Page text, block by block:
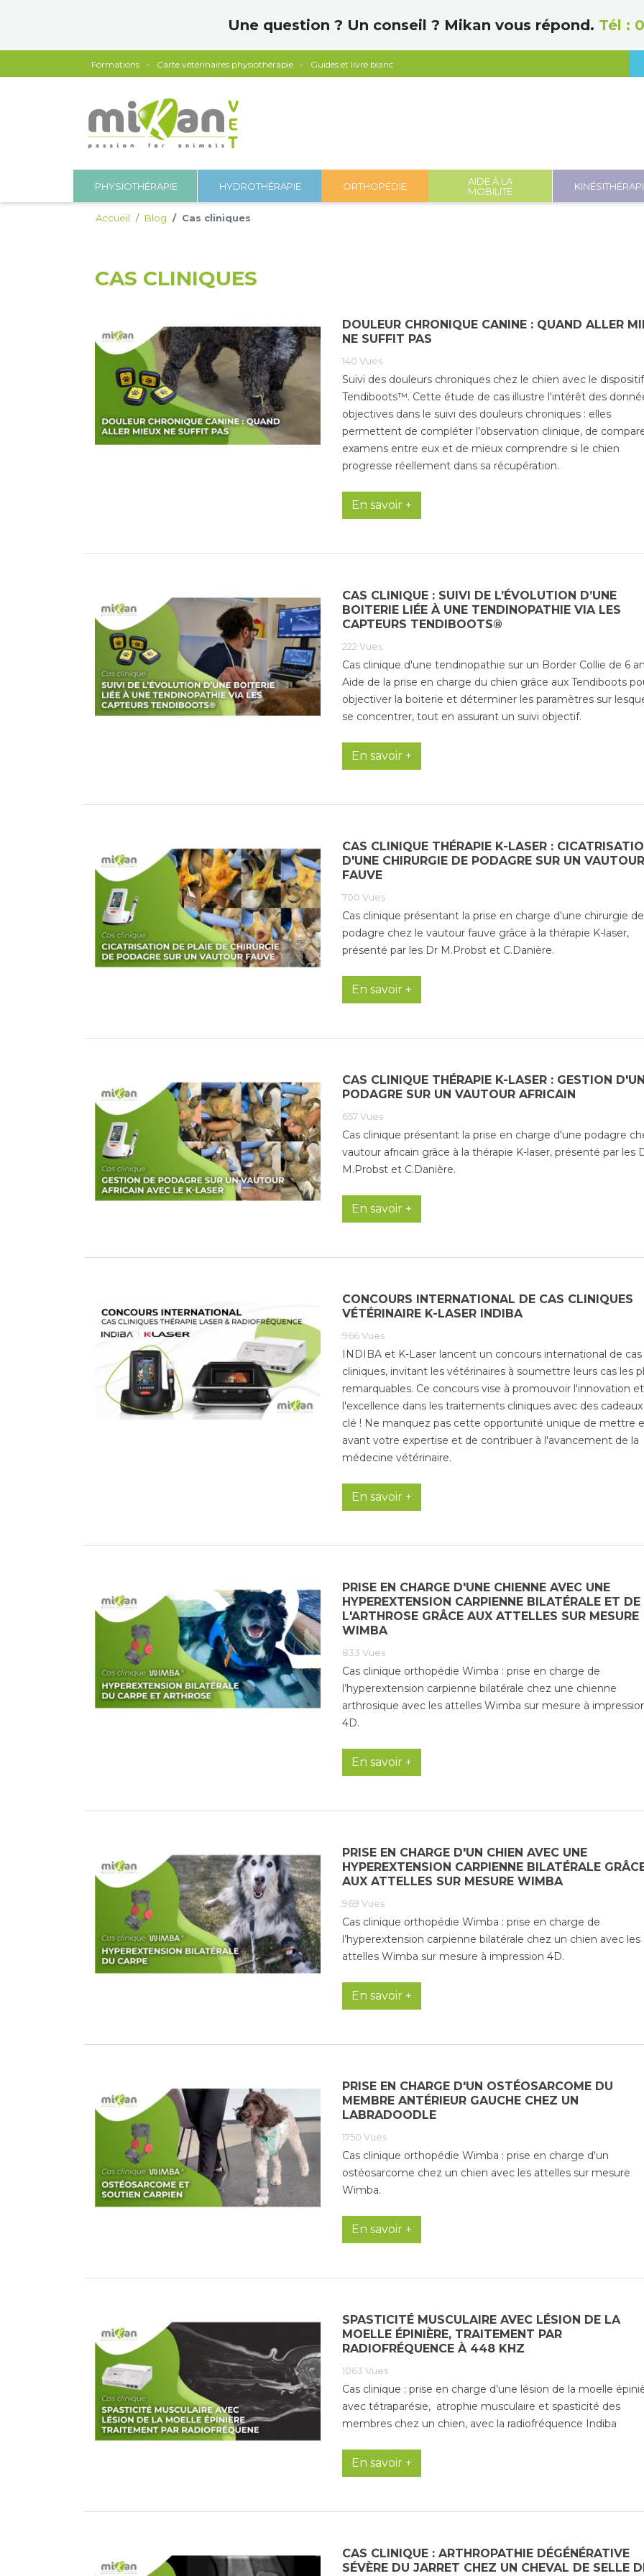
Une question ? Un conseil ? Mikan vous répond. Tél :
Formations Carte vétérinaires physiothérapie Guides et livre blanc
PHYSIOTHÉRAPIE HYDROTHÉRAPIE ORTHOPÉDIE
AIDE À LA
MOBILITÉ
Accueil Blog Cas cliniques
CAS CLINIQUES
DOULEUR CHRONIQUE CANINE : QUAND ALLER
NE SUFFIT PAS
140 Vues
Suivi des douleurs chroniques chez le chien avec le dispositif
Tendiboots™. Cette étude de cas illustre l'intérêt des
objectives dans le suivi des douleurs chroniques : elles
permettent de compléter l’observation clinique, de
examens entre eux et de mieux comprendre si le chien
progresse réellement dans sa récupération.
En savoir +
CAS CLINIQUE : SUIVI DE L’ÉVOLUTION D’UNE
BOITERIE LIÉE À UNE TENDINOPATHIE VIA LES
CAPTEURS TENDIBOOTS®
222 Vues
Cas clinique d'une tendinopathie sur un Border Collie de 6
Aide de la prise en charge du chien grâce aux Tendiboots
objectiver la boiterie et déterminer les paramètres sur
se concentrer, tout en assurant un suivi objectif.
En savoir +
CAS CLINIQUE THÉRAPIE K-LASER :
D'UNE CHIRURGIE DE PODAGRE SUR UN VAUTOUR
FAUVE
700 Vues
Cas clinique présentant la prise en charge d'une chirurgie de
podagre chez le vautour fauve grâce à la thérapie K-laser,
présenté par les Dr M.Probst et C.Danière.
En savoir +
CAS CLINIQUE THÉRAPIE K-LASER : GESTION
PODAGRE SUR UN VAUTOUR AFRICAIN
657Vues
Cas clinique présentant la prise en charge d'une podagre
vautour africain grâce à la thérapie K-laser, présenté par les
M.Probst et C.Danière.
En savoir +
CONCOURS INTERNATIONAL DE CAS CLINIQUES
VÉTÉRINAIRE K-LASER INDIBA
966Vues
INDIBA et K-Laser lancent un concours international de cas
cliniques, invitant les vétérinaires à soumettre leurs cas les
remarquables. Ce concours vise à promouvoir l'innovation et
l'excellence dans les traitements cliniques avec des cadeaux
clé ! Ne manquez pas cette opportunité unique de mettre
avant votre expertise et de contribuer à l'avancement de la
médecine vétérinaire.
En savoir +
PRISE EN CHARGE D'UNE CHIENNE AVEC UNE
HYPEREXTENSION CARPIENNE BILATÉRALE ET DE
L'ARTHROSE GRÂCE AUX ATTELLES SUR MESURE
WIMBA
833 Vues
Cas clinique orthopédie Wimba : prise en charge de
l’hyperextension carpienne bilatérale chez une chienne
arthrosique avec les attelles Wimba sur mesure à
4D.
En savoir +
PRISE EN CHARGE D'UN CHIEN AVEC UNE
HYPEREXTENSION CARPIENNE BILATÉRALE
AUX ATTELLES SUR MESURE WIMBA
969 Vues
Cas clinique orthopédie Wimba : prise en charge de
l’hyperextension carpienne bilatérale chez un chien avec les
attelles Wimba sur mesure à impression 4D.
En savoir +
PRISE EN CHARGE D'UN OSTÉOSARCOME DU
MEMBRE ANTÉRIEUR GAUCHE CHEZ UN
LABRADOODLE
1750 Vues
Cas clinique orthopédie Wimba : prise en charge d'un
ostéosarcome chez un chien avec les attelles sur mesure
Wimba.
En savoir +
SPASTICITÉ MUSCULAIRE AVEC LÉSION DE LA
MOELLE ÉPINIÈRE, TRAITEMENT PAR
RADIOFRÉQUENCE À 448 KHZ
1063 Vues
Cas clinique : prise en charge d’une lésion de la moelle
avec tétraparésie, atrophie musculaire et spasticité des
membres chez un chien, avec la radiofréquence Indiba
En savoir +
CAS CLINIQUE : ARTHROPATHIE DÉGÉNÉRATIVE
SÉVÈRE DU JARRET CHEZ UN CHEVAL DE SELLE